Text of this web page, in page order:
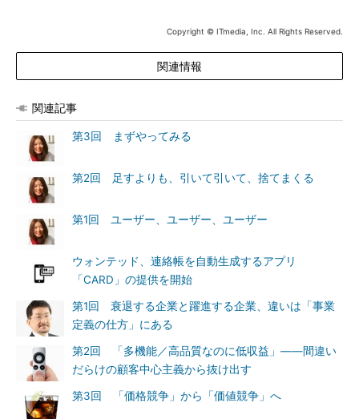
Copyright © ITmedia, Inc. All Rights Reserved.
関連情報
関連記事
第3回 まずやってみる
第2回 足すよりも、引いて引いて、捨てまくる
第1回 ユーザー、ユーザー、ユーザー
ウォンテッド、連絡帳を自動生成するアプリ
「CARD」の提供を開始
第1回 衰退する企業と躍進する企業、違いは「事業
定義の仕方」にある
第2回 「多機能／高品質なのに低収益」――間違い
だらけの顧客中心主義から抜け出す
第3回 「価格競争」から「価値競争」へ